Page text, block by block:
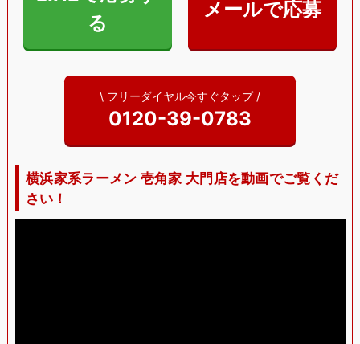
る
\ フリーダイヤル今すぐタップ /
0120-39-0783
横浜家系ラーメン 壱角家 大門店を動画でご覧くだ
さい！